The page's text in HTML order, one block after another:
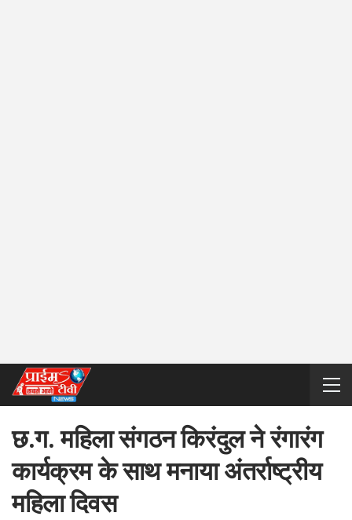
छ.ग. महिला संगठन किरंदुल ने रंगारंग
कार्यक्रम के साथ मनाया अंतर्राष्ट्रीय
महिला दिवस